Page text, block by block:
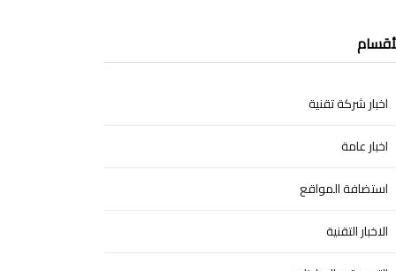
اخبار شركة تقنية
اخبار عامة
استضافة المواقع
الاخبار التقنية